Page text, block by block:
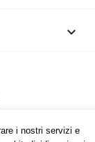
i nostri servizi e
